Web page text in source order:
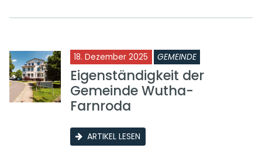
18. Dezember 2025 GEMEINDE
Eigenständigkeit der
Gemeinde Wutha-
Farnroda
ARTIKEL LESEN